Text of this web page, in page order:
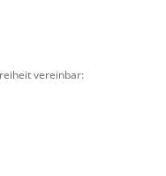
vereinbar: